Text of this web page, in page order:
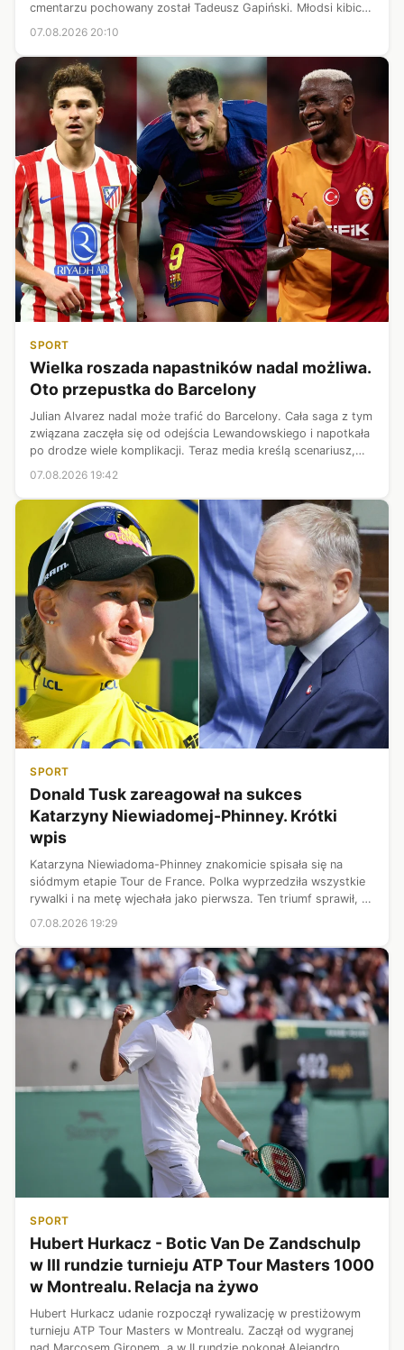
cmentarzu pochowany został Tadeusz Gapiński. Młodsi kibice
mogą nie pamiętać kim był, ale fani na trybunach z pewnością
07.08.2026 20:10
SPORT
Wielka roszada napastników nadal możliwa.
Oto przepustka do Barcelony
Julian Alvarez nadal może trafić do Barcelony. Cała saga z tym
związana zaczęła się od odejścia Lewandowskiego i napotkała
po drodze wiele komplikacji. Teraz media kreślą scenariusz,
07.08.2026 19:42
SPORT
Donald Tusk zareagował na sukces
Katarzyny Niewiadomej-Phinney. Krótki
wpis
Katarzyna Niewiadoma-Phinney znakomicie spisała się na
siódmym etapie Tour de France. Polka wyprzedziła wszystkie
rywalki i na metę wjechała jako pierwsza. Ten triumf sprawił, że
wysunęła się na prowadzenie w klasyfikacji generalnej wyścigu.
07.08.2026 19:29
SPORT
Hubert Hurkacz - Botic Van De Zandschulp
w III rundzie turnieju ATP Tour Masters 1000
w Montrealu. Relacja na żywo
Hubert Hurkacz udanie rozpoczął rywalizację w prestiżowym
turnieju ATP Tour Masters w Montrealu. Zaczął od wygranej